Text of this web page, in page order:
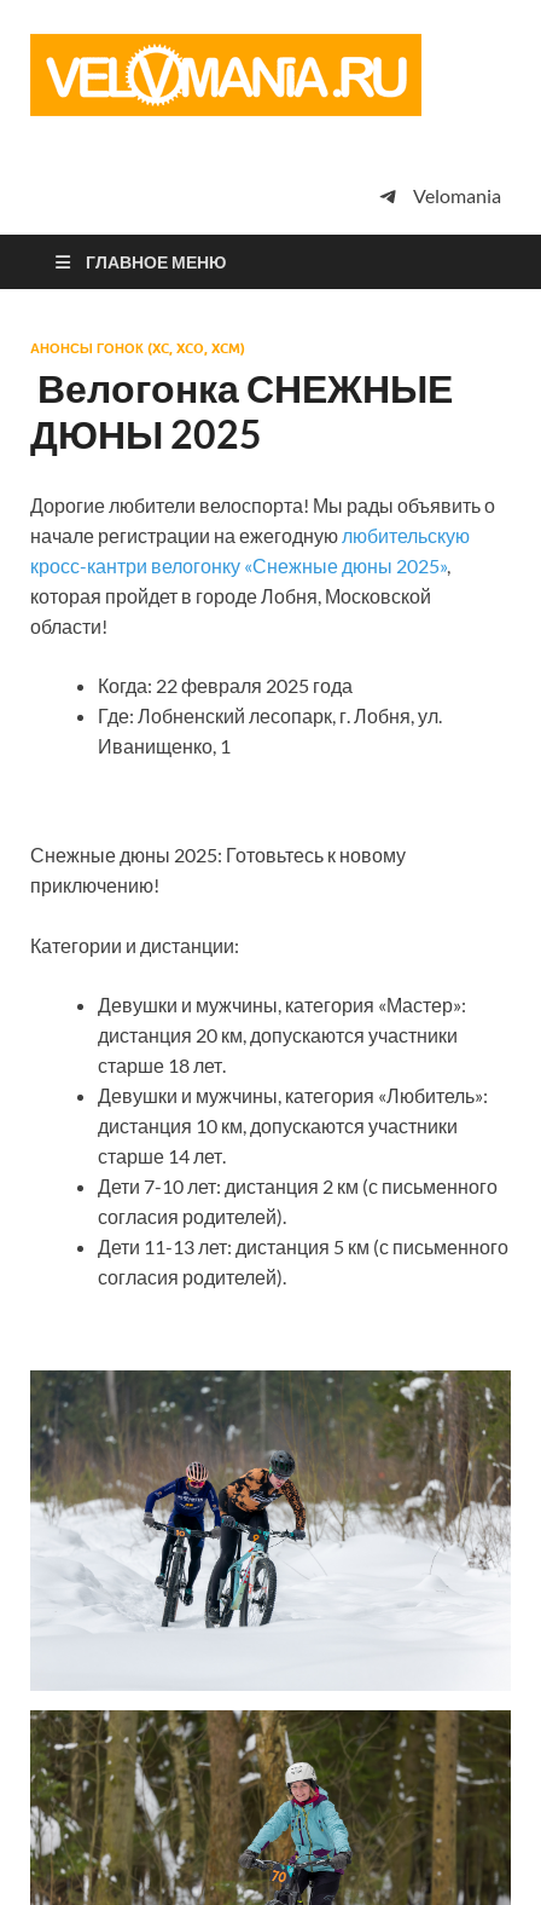
просто
Velomania
ГЛАВНОЕ МЕНЮ
АНОНСЫ ГОНОК (XC, XCO, XCM)
Велогонка СНЕЖНЫЕ
ДЮНЫ 2025
Дорогие любители велоспорта! Мы рады объявить о
начале регистрации на ежегодную любительскую
кросс-кантри велогонку «Снежные дюны 2025»,
которая пройдет в городе Лобня, Московской
области!
Когда: 22 февраля 2025 года
Где: Лобненский лесопарк, г. Лобня, ул.
Иванищенко, 1
Снежные дюны 2025: Готовьтесь к новому
приключению!
Категории и дистанции:
Девушки и мужчины, категория «Мастер»:
дистанция 20 км, допускаются участники
старше 18 лет.
Девушки и мужчины, категория «Любитель»:
дистанция 10 км, допускаются участники
старше 14 лет.
Дети 7-10 лет: дистанция 2 км (с письменного
согласия родителей).
Дети 11-13 лет: дистанция 5 км (с письменного
согласия родителей).